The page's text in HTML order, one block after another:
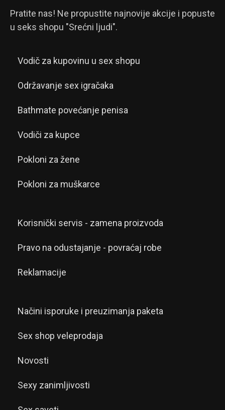
Pratite nas! Ne propustite najnovije akcije i popuste
u seks shopu "Srećni ljudi".
Vodič za kupovinu u sex shopu
Održavanje sex igračaka
Bathmate povećanje penisa
Vodiči za kupce
Pokloni za žene
Pokloni za muškarce
Korisnički servis - zamena proizvoda
Pravo na odustajanje - povraćaj robe
Reklamacije
Načini isporuke i preuzimanja paketa
Sex shop veleprodaja
Novosti
Sexy zanimljivosti